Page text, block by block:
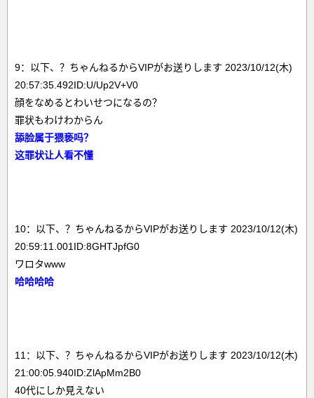
9：以下、？ちゃんねるからVIPがお送りします 2023/10/12(木)
20:57:35.492ID:U/Up2V+V0
顔をなめるとわいせつになるの？
罪状もわけわからん
舔脸属于猥亵吗？
这罪状让人看不懂
10：以下、？ちゃんねるからVIPがお送りします 2023/10/12(木)
20:59:11.001ID:8GHTJpfG0
ワロタwww
哈哈哈哈
11：以下、？ちゃんねるからVIPがお送りします 2023/10/12(木)
21:00:05.940ID:ZlApMm2B0
40代にしか見えない